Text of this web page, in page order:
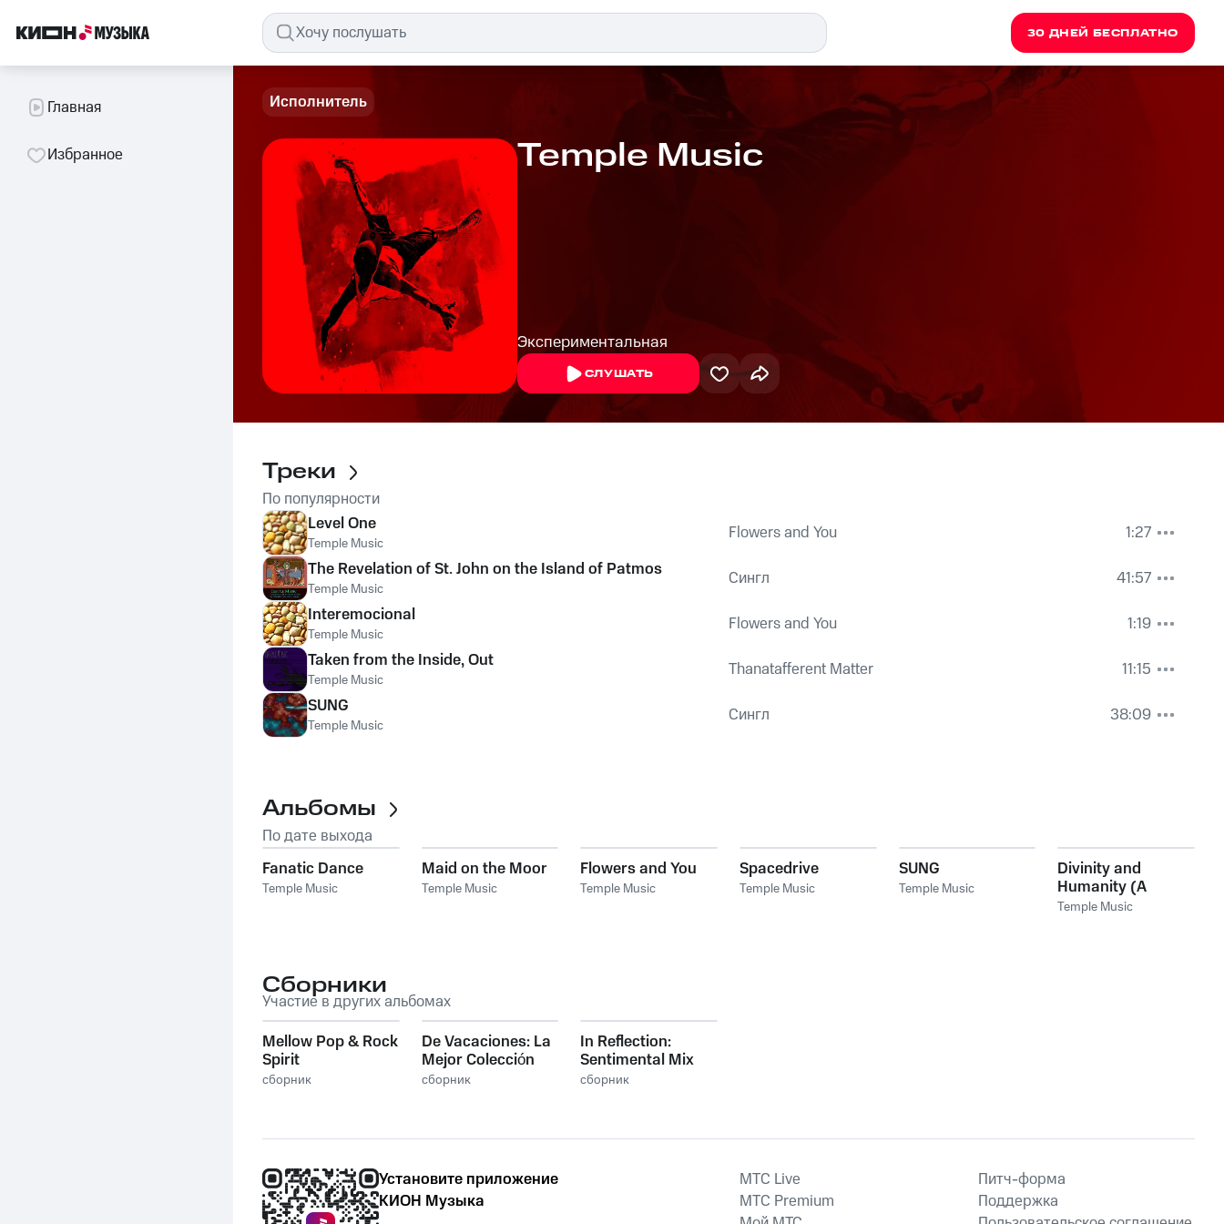
30 ДНЕЙ БЕСПЛАТНО
Главная
Избранное
Исполнитель
Temple Music
Экспериментальная
СЛУШАТЬ
Треки
По популярности
Level One
Temple Music Flowers and You
1:27
The Revelation of St. John on the Island of Patmos
Temple Music Сингл
41:57
Interemocional
Temple Music Flowers and You
1:19
Taken from the Inside, Out
Temple Music Thanatafferent Matter
11:15
SUNG
Temple Music Сингл 38:09
Альбомы
По дате выхода
Fanatic Dance
Temple Music
Maid on the Moor
Temple Music
Flowers and You
Temple Music
Spacedrive
Temple Music
SUNG
Temple Music
Divinity and
Humanity (A
Fragment)
Temple Music
Сборники
Участие в других альбомах
Mellow Pop & Rock
Spirit
сборник
De Vacaciones: La
Mejor Colección
para Viajar
сборник
In Reflection:
Sentimental Mix
сборник
Установите приложение
КИОН Музыка
MTС Live
MTС Premium
Питч-форма
Поддержка